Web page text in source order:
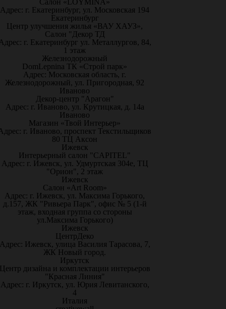
Салон «LOYMINA»
Адрес: г. Екатеринбург, ул. Московская 194
Екатеринбург
Центр улучшения жилья «ВАУ ХАУЗ»,
Салон "Декор ТД
г. Екатеринбург ул. Металлургов, 84,
1 этаж
Железнодорожный
DomLepnina ТК «Строй парк»
Адрес: Московская область, г.
Железнодорожный, ул. Пригородная, 92
Иваново
Декор-центр "Арагон"
Адрес: г. Иваново, ул. Крутицкая, д. 14а
Иваново
Магазин «Твой Интерьер»
г. Иваново, проспект Текстильщиков
80 ТЦ Аксон
Ижевск
Интерьерный салон "CAPITEL"
Адрес: г. Ижевск, ул. Удмуртская 304е, ТЦ
"Орион", 2 этаж
Ижевск
Салон «Art Room»
Адрес: г. Ижевск, ул. Максима Горького,
д.157, ЖК "Ривьера Парк", офис № 5 (1-й
этаж, входная группа со стороны
ул.Максима Горького)
Ижевск
ЦентрДеко
Ижевск, улица Василия Тарасова, 7,
ЖК Новый город.
Иркутск
дизайна и комплектации интерьеров
"Красная Линия"
Адрес: г. Иркутск, ул. Юрия Левитанского,
4
Италия